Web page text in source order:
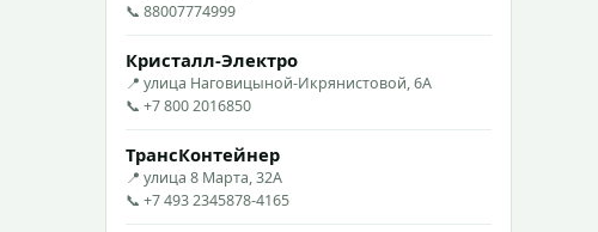
📞 88007774999
Кристалл-Электро
📍 улица Наговицыной-Икрянистовой, 6А
📞 +7 800 2016850
ТрансКонтейнер
📍 улица 8 Марта, 32А
📞 +7 493 2345878-4165